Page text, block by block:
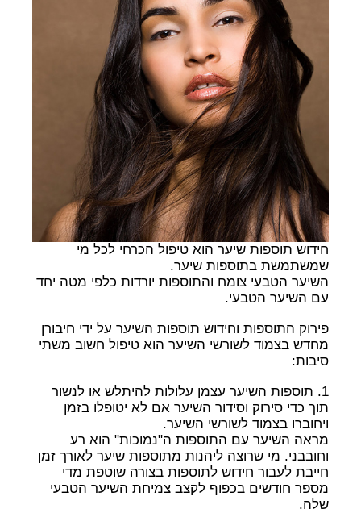
חידוש תוספות שיער הוא טיפול הכרחי לכל מי
שמשתמשת בתוספות שיער.
השיער הטבעי צומח והתוספות יורדות כלפי מטה יחד
עם השיער הטבעי.
פירוק התוספות וחידוש תוספות השיער על ידי חיבורן
מחדש בצמוד לשורשי השיער הוא טיפול חשוב משתי
סיבות:
1. תוספות השיער עצמן עלולות להיתלש או לנשור
תוך כדי סירוק וסידור השיער אם לא יטופלו בזמן
ויחוברו בצמוד לשורשי השיער.
מראה השיער עם התוספות ה"נמוכות" הוא רע
וחובבני. מי שרוצה ליהנות מתוספות שיער לאורך זמן
חייבת לעבור חידוש לתוספות בצורה שוטפת מדי
מספר חודשים בכפוף לקצב צמיחת השיער הטבעי
שלה.